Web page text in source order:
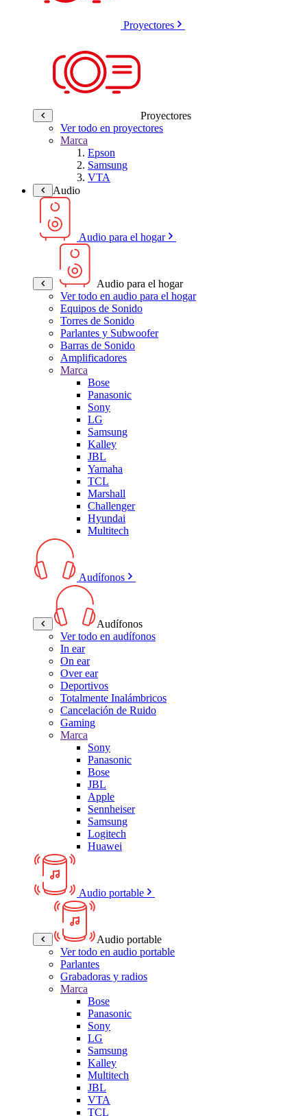
Proyectores
Proyectores
Ver todo en proyectores
Marca
Epson
Samsung
VTA
Audio
Audio para el hogar
Audio para el hogar
Ver todo en audio para el hogar
Equipos de Sonido
Torres de Sonido
Parlantes y Subwoofer
Barras de Sonido
Amplificadores
Marca
Bose
Panasonic
Sony
LG
Samsung
Kalley
JBL
Yamaha
TCL
Marshall
Challenger
Hyundai
Multitech
Audífonos
Audífonos
Ver todo en audífonos
In ear
On ear
Over ear
Deportivos
Totalmente Inalámbricos
Cancelación de Ruido
Gaming
Marca
Sony
Panasonic
Bose
JBL
Apple
Sennheiser
Samsung
Logitech
Huawei
Audio portable
Audio portable
Ver todo en audio portable
Parlantes
Grabadoras y radios
Marca
Bose
Panasonic
Sony
LG
Samsung
Kalley
Multitech
JBL
VTA
TCL